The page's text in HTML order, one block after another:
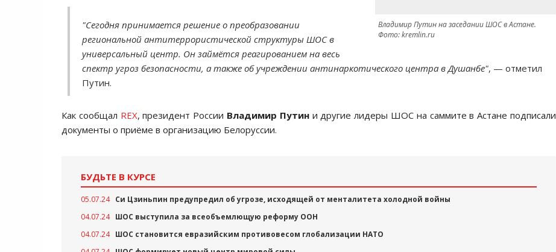
Владимир Путин на заседании ШОС в Астане.
Фото: kremlin.ru
"Сегодня принимается решение о преобразовании
региональной антитеррористической структуры ШОС в
универсальный центр. Он займётся реагированием на весь
спектр угроз безопасности, а также об учреждении антинаркотического центра в Душанбе", — отметил
Путин.
Как сообщал REX, президент России Владимир Путини другие лидеры ШОС на саммите в Астане подписали
документы о приёме в организацию Белоруссии.
БУДЬТЕ В КУРСЕ
05.07.24 Си Цзиньпин предупредил об угрозе, исходящей от менталитета холодной войны
04.07.24 ШОС выступила за всеобъемлющую реформу ООН
04.07.24 ШОС становится евразийским противовесом глобализации НАТО